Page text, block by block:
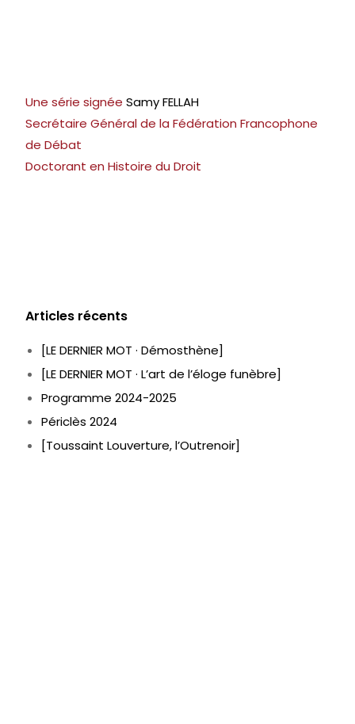
Une série signéeSamy FELLAH
Secrétaire Général de la Fédération Francophone
de Débat
Doctorant en Histoire du Droit
Articles récents
[LE DERNIER MOT · Démosthène]
[LE DERNIER MOT · L’art de l’éloge funèbre]
Programme 2024-2025
Périclès 2024
[Toussaint Louverture, l’Outrenoir]